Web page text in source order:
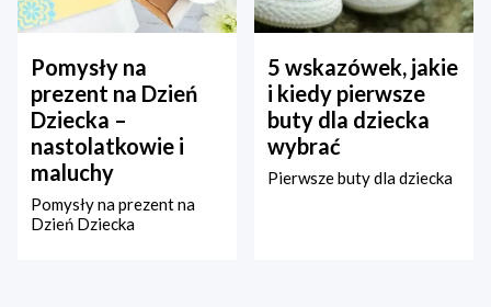
Pomysły na
prezent na Dzień
Dziecka –
nastolatkowie i
maluchy
Pomysły na prezent na
Dzień Dziecka
5 wskazówek, jakie
i kiedy pierwsze
buty dla dziecka
wybrać
Pierwsze buty dla dziecka